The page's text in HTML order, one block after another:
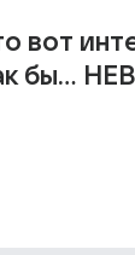
вот
бы...